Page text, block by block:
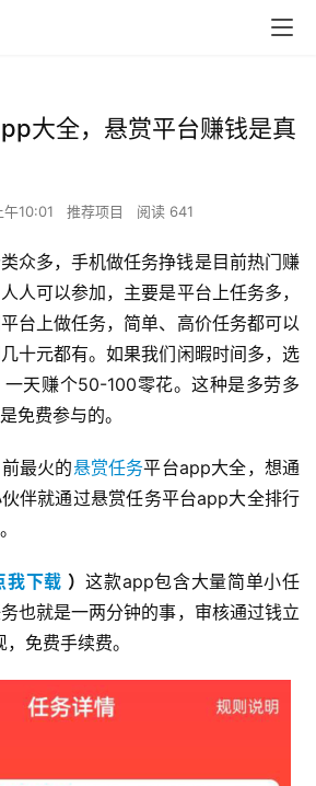
大全，悬赏平台赚钱是真
10:01 推荐项目 阅读 641
众多，手机做任务挣钱是目前热门赚
人可以参加，主要是平台上任务多，
台上做任务，简单、高价任务都可以
十元都有。如果我们闲暇时间多，选
天赚个50-100零花。这种是多劳多
免费参与的。
最火的悬赏任务平台app大全，想通
伴就通过悬赏任务平台app大全排行
我下载 ）这款app包含大量简单小任
也就是一两分钟的事，审核通过钱立
免费手续费。